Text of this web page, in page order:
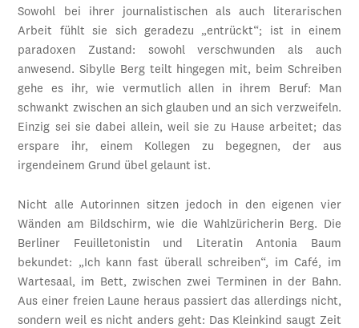
Sowohl bei ihrer journalistischen als auch literarischen
Arbeit fühlt sie sich geradezu „entrückt“; ist in einem
paradoxen Zustand: sowohl verschwunden als auch
anwesend. Sibylle Berg teilt hingegen mit, beim Schreiben
gehe es ihr, wie vermutlich allen in ihrem Beruf: Man
schwankt zwischen an sich glauben und an sich verzweifeln.
Einzig sei sie dabei allein, weil sie zu Hause arbeitet; das
erspare ihr, einem Kollegen zu begegnen, der aus
irgendeinem Grund übel gelaunt ist.
Nicht alle Autorinnen sitzen jedoch in den eigenen vier
Wänden am Bildschirm, wie die Wahlzüricherin Berg. Die
Berliner Feuilletonistin und Literatin Antonia Baum
bekundet: „Ich kann fast überall schreiben“, im Café, im
Wartesaal, im Bett, zwischen zwei Terminen in der Bahn.
Aus einer freien Laune heraus passiert das allerdings nicht,
sondern weil es nicht anders geht: Das Kleinkind saugt Zeit